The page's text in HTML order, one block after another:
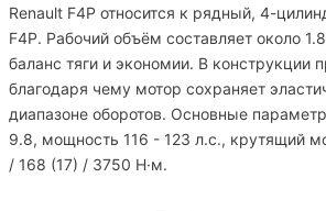
Renault F4P относится к рядный, 4-
F4P. Рабочий объём составляет около
баланс тяги и экономии. В конструкции
благодаря чему мотор сохраняет
диапазоне оборотов. Основные
9.8, мощность 116 - 123 л.с., крутящий
/ 168 (17) / 3750 Н·м.